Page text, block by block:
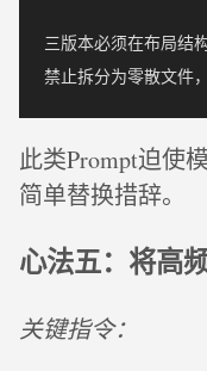
三版本必须在布局结
此类Prompt迫使
简单替换措辞。
心法五：将高
关键指令：